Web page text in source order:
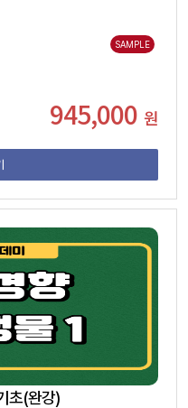
SAMPLE
945,000 원
초(완강)